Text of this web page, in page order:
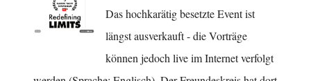
Das hochkarätig besetzte Event ist
längst ausverkauft - die Vorträge
können jedoch live im Internet verfolgt